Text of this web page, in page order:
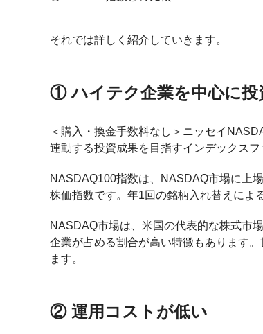
それでは詳しく紹介していきます。
① ハイテク企業を中心に投
＜購入・換金手数料なし＞ニッセイ
連動する投資成果を目指すインデックスフ
NASDAQ100指数は、NASDAQ市場に上
株価指数です。年1回の銘柄入れ替えによ
NASDAQ市場は、米国の代表的な株式市
企業が占める割合が高い特徴もあります
ます。
② 運用コストが低い